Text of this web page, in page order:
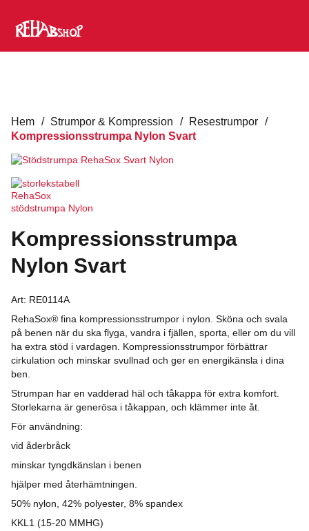
Hem / Strumpor & Kompression / Resestrumpor /
Kompressionsstrumpa Nylon Svart
Kompressionsstrumpa
Nylon Svart
Art: RE0114A
RehaSox® fina kompressionsstrumpor i nylon. Sköna och svala
på benen när du ska flyga, vandra i fjällen, sporta, eller om du vill
ha extra stöd i vardagen. Kompressionsstrumpor förbättrar
cirkulation och minskar svullnad och ger en energikänsla i dina
ben.
Strumpan har en vadderad häl och tåkappa för extra komfort.
Storlekarna är generösa i tåkappan, och klämmer inte åt.
För användning:
vid åderbråck
minskar tyngdkänslan i benen
hjälper med återhämtningen.
50% nylon, 42% polyester, 8% spandex
KKL1 (15-20 MMHG)